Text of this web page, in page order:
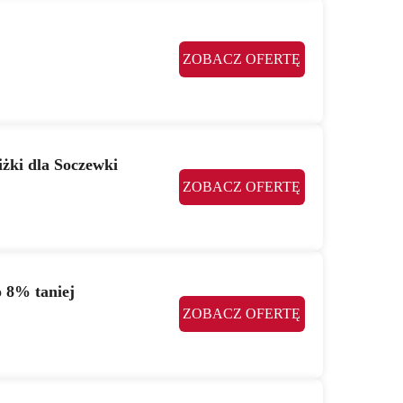
ZOBACZ OFERTĘ
dla Soczewki
ZOBACZ OFERTĘ
8% taniej
ZOBACZ OFERTĘ